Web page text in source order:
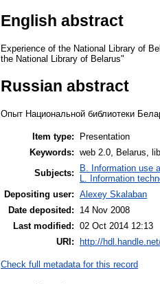
English abstract
Experience of the National Library of
the National Library of Belarus"
Russian abstract
Опыт Национальной библиотеки
Item type:
Presentation
Keywords: web 2.0, Belarus,
Subjects:
B. Information use
L. Information
Depositing user: Alexey Skalaban
Date deposited:
14 Nov 2008
Last modified: 02 Oct 2014 12:13
URI:
http://
Check full metadata for this record